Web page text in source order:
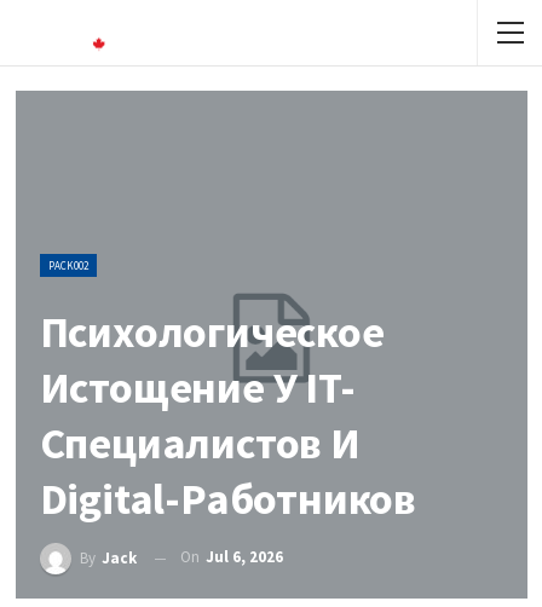
PACK002
Психологическое
Истощение У IT-
Специалистов И
Digital-Работников
By Jack On Jul 6, 2026